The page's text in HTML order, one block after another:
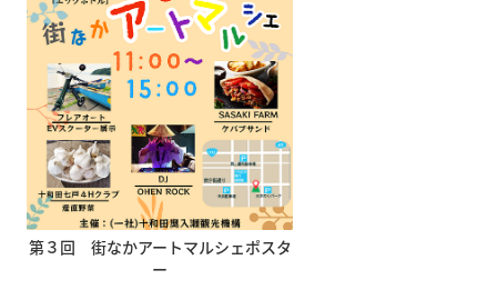
第３回 街なかアートマルシェポスタ
ー